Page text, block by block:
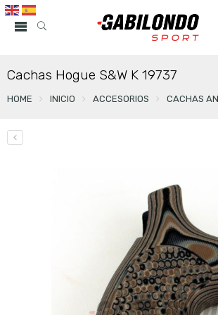
Cachas Hogue S&W K 19737
HOME INICIO ACCESORIOS CACHAS